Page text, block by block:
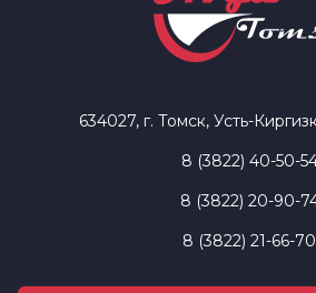
634027, г. Томск, Усть-
8 (3822) 40-50-
8 (3822) 20-90-
8 (3822) 21-66-70